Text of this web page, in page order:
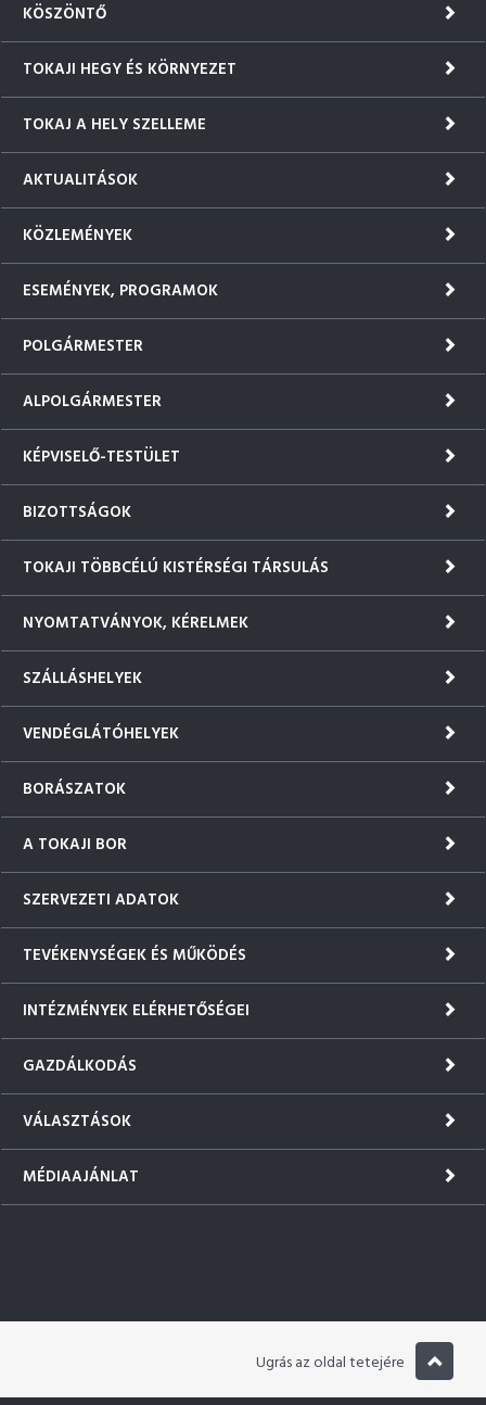
KÖSZÖNTŐ
TOKAJI HEGY ÉS KÖRNYEZET
TOKAJ A HELY SZELLEME
AKTUALITÁSOK
KÖZLEMÉNYEK
ESEMÉNYEK, PROGRAMOK
POLGÁRMESTER
ALPOLGÁRMESTER
KÉPVISELŐ-TESTÜLET
BIZOTTSÁGOK
TOKAJI TÖBBCÉLÚ KISTÉRSÉGI TÁRSULÁS
NYOMTATVÁNYOK, KÉRELMEK
SZÁLLÁSHELYEK
VENDÉGLÁTÓHELYEK
BORÁSZATOK
A TOKAJI BOR
SZERVEZETI ADATOK
TEVÉKENYSÉGEK ÉS MŰKÖDÉS
INTÉZMÉNYEK ELÉRHETŐSÉGEI
GAZDÁLKODÁS
VÁLASZTÁSOK
MÉDIAAJÁNLAT
Ugrás az oldal tetejére